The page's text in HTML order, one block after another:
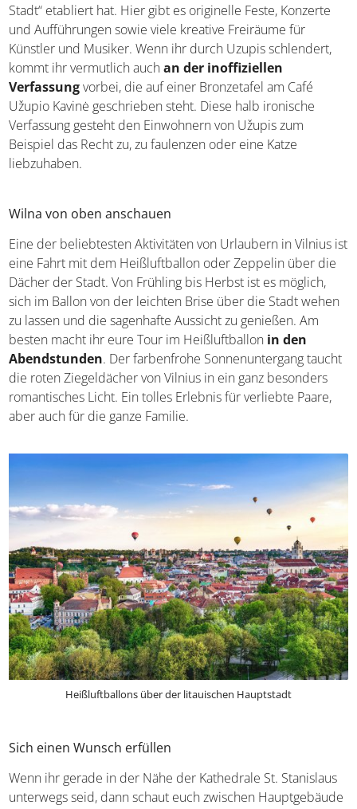
Stadt“ etabliert hat. Hier gibt es originelle Feste, Konzerte
und Aufführungen sowie viele kreative Freiräume für
Künstler und Musiker. Wenn ihr durch Uzupis schlendert,
kommt ihr vermutlich auchan der inoffiziellen
Verfassungvorbei, die auf einer Bronzetafel am Café
Užupio Kavinė geschrieben steht. Diese halb ironische
Verfassung gesteht den Einwohnern von Užupis zum
Beispiel das Recht zu, zu faulenzen oder eine Katze
liebzuhaben.
Wilna von oben anschauen
Eine der beliebtesten Aktivitäten von Urlaubern in Vilnius ist
eine Fahrt mit dem Heißluftballon oder Zeppelin über die
Dächer der Stadt. Von Frühling bis Herbst ist es möglich,
sich im Ballon von der leichten Brise über die Stadt wehen
zu lassen und die sagenhafte Aussicht zu genießen. Am
besten macht ihr eure Tour im Heißluftballon in den
Abendstunden. Der farbenfrohe Sonnenuntergang taucht
die roten Ziegeldächer von Vilnius in ein ganz besonders
romantisches Licht. Ein tolles Erlebnis für verliebte Paare,
aber auch für die ganze Familie.
Heißluftballons über der litauischen Hauptstadt
Sich einen Wunsch erfüllen
Wenn ihr gerade in der Nähe der Kathedrale St. Stanislaus
unterwegs seid, dann schaut euch zwischen Hauptgebäude